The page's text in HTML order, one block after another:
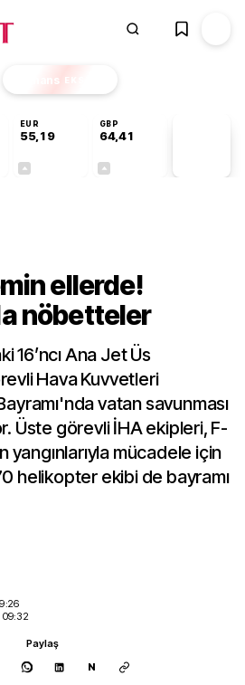
Finans EKSTRA
EUR
55,19
GBP
64,41
ellerde!
nöbetteler
16’ncı Ana Jet Üs
Hava Kuvvetleri
vatan savunması
Üste görevli İHA ekipleri, F-
yangınlarıyla mücadele için
helikopter ekibi de bayramı
Paylaş
N